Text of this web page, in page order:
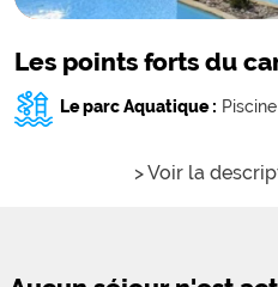
Les points forts du
Le parc Aquatique :
> Voir la